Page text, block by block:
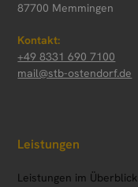
87700 Memmingen
Kontakt:
+49 8331 690 7100
mail@stb-ostendorf.de
Leistungen
Leistungen im Überblick